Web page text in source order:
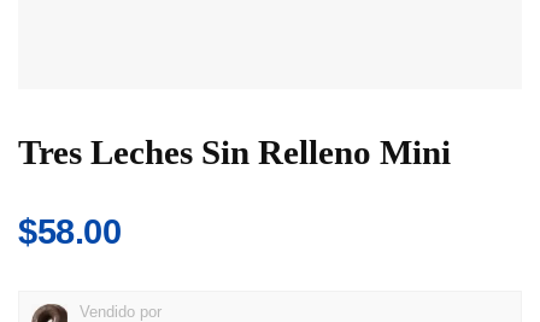
Tres Leches Sin Relleno Mini
$58.00
Vendido por